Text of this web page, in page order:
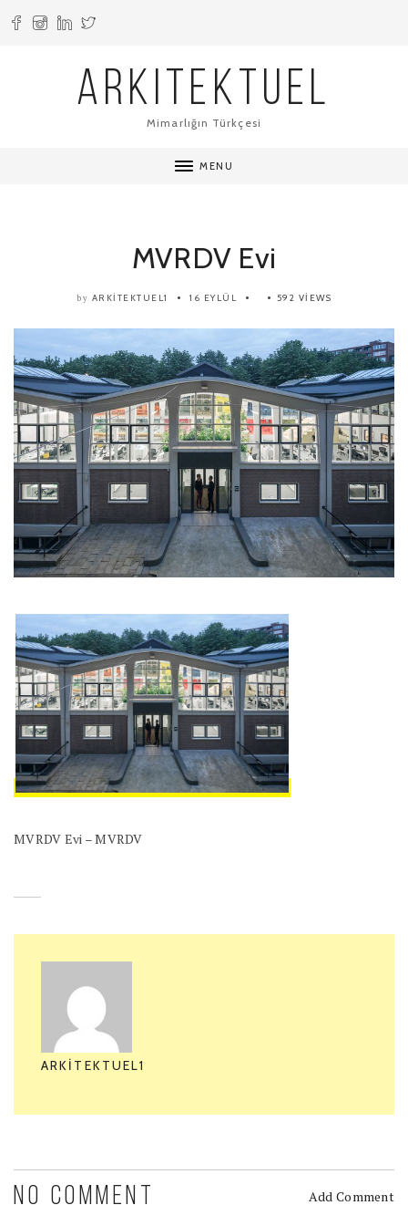
ARKITEKTUEL
Mimarlığın Türkçesi
MENU
MVRDV Evi
by ARKITEKTUEL1 16 EYLÜL 592 VIEWS
MVRDV Evi – MVRDV
ARKITEKTUEL1
NO COMMENT Add Comment